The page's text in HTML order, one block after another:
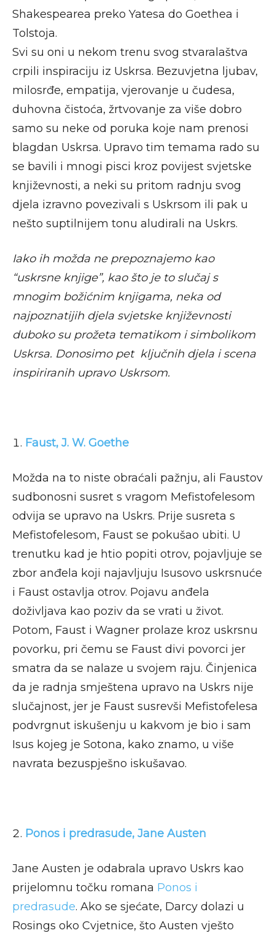
Shakespearea preko Yatesa do Goethea i
Tolstoja.
Svi su oni u nekom trenu svog stvaralaštva
crpili inspiraciju iz Uskrsa. Bezuvjetna ljubav,
milosrđe, empatija, vjerovanje u čudesa,
duhovna čistoća, žrtvovanje za više dobro
samo su neke od poruka koje nam prenosi
blagdan Uskrsa. Upravo tim temama rado su
se bavili i mnogi pisci kroz povijest svjetske
književnosti, a neki su pritom radnju svog
djela izravno povezivali s Uskrsom ili pak u
nešto suptilnijem tonu aludirali na Uskrs.
Iako ih možda ne prepoznajemo kao
“uskrsne knjige”, kao što je to slučaj s
mnogim božićnim knjigama, neka od
najpoznatijih djela svjetske književnosti
duboko su prožeta tematikom i simbolikom
Uskrsa. Donosimo pet ključnih djela i scena
inspiriranih upravo Uskrsom.
Faust, J. W. Goethe
Možda na to niste obraćali pažnju, ali Faustov
sudbonosni susret s vragom Mefistofelesom
odvija se upravo na Uskrs. Prije susreta s
Mefistofelesom, Faust se pokušao ubiti. U
trenutku kad je htio popiti otrov, pojavljuje se
zbor anđela koji najavljuju Isusovo uskrsnuće
i Faust ostavlja otrov. Pojavu anđela
doživljava kao poziv da se vrati u život.
Potom, Faust i Wagner prolaze kroz uskrsnu
povorku, pri čemu se Faust divi povorci jer
smatra da se nalaze u svojem raju. Činjenica
da je radnja smještena upravo na Uskrs nije
slučajnost, jer je Faust susrevši Mefistofelesa
podvrgnut iskušenju u kakvom je bio i sam
Isus kojeg je Sotona, kako znamo, u više
navrata bezuspješno iskušavao.
Ponos i predrasude, Jane Austen
Jane Austen je odabrala upravo Uskrs kao
prijelomnu točku romana Ponos i
predrasude. Ako se sjećate, Darcy dolazi u
Rosings oko Cvjetnice, što Austen vješto